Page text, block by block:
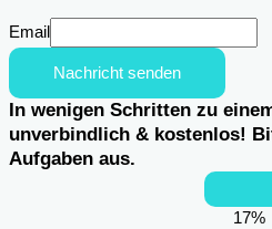
Email
Nachricht senden
In wenigen Schritten zu
unverbindlich & kostenlos!
Aufgaben aus.
17%